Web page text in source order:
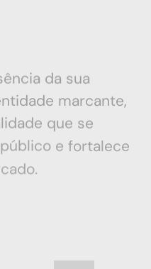
da sua
marcante,
que se
público e fortalece